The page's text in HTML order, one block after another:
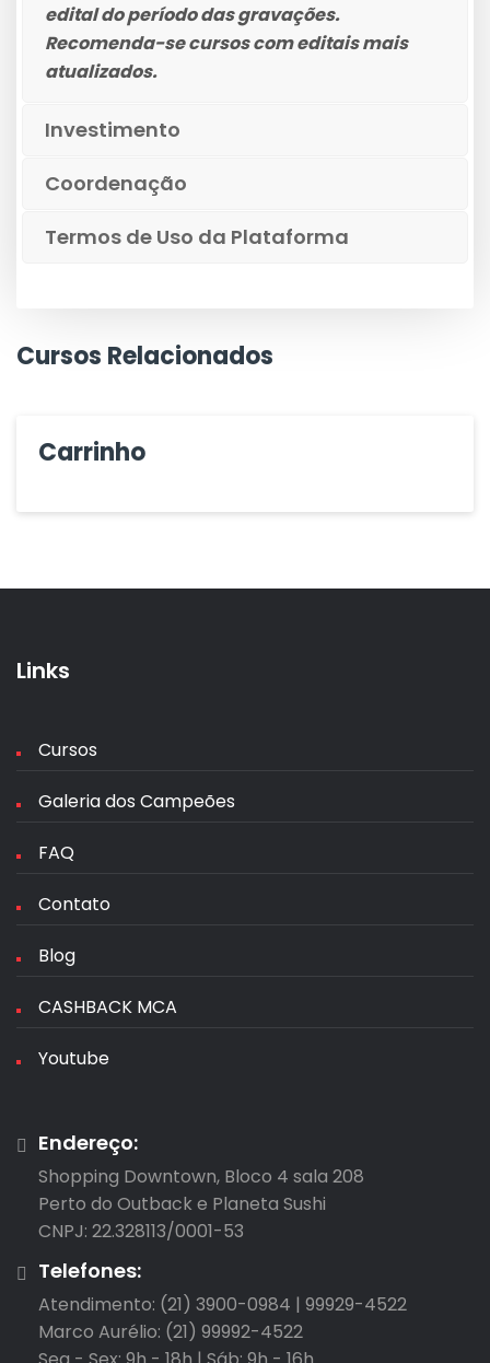
edital do período das gravações.
Recomenda-se cursos com editais mais
atualizados.
Investimento
Coordenação
Termos de Uso da Plataforma
Cursos Relacionados
Carrinho
Links
Cursos
Galeria dos Campeões
FAQ
Contato
Blog
CASHBACK MCA
Youtube
Endereço:
Shopping Downtown, Bloco 4 sala 208
Perto do Outback e Planeta Sushi
CNPJ: 22.328113/0001-53
Telefones:
Atendimento: (21) 3900-0984 | 99929-4522
Marco Aurélio: (21) 99992-4522